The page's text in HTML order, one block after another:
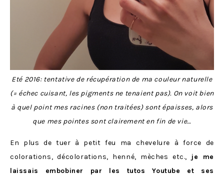
Eté 2016: tentative de récupération de ma couleur naturelle
(= échec cuisant, les pigments ne tenaient pas). On voit bien
à quel point mes racines (non traitées) sont épaisses, alors
que mes pointes sont clairement en fin de vie…
En plus de tuer à petit feu ma chevelure à force de
colorations, décolorations, henné, mèches etc.,
je me
laissais embobiner par les tutos Youtube et ses